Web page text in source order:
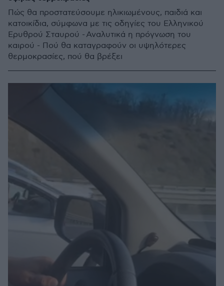
Πώς θα προστατεύσουμε ηλικιωμένους, παιδιά και
κατοικίδια, σύμφωνα με τις οδηγίες του Ελληνικού
Ερυθρού Σταυρού - Αναλυτικά η πρόγνωση του
καιρού - Πού θα καταγραφούν οι υψηλότερες
θερμοκρασίες, πού θα βρέξει